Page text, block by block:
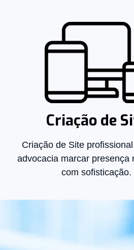
Criação de
Criação de Site
advocacia marcar presença
com sofisticação.